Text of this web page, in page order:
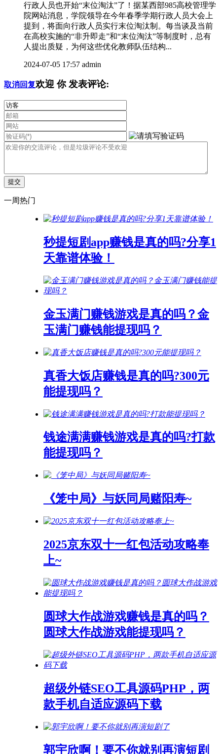
行政人员也开始“末位淘汰”了！据某西部985高校管理学
院网站消息，学院领导在今年春季学期行政人员大会上
提到，将面向行政人员实行末位淘汰制。每当谈及当前
在高校实施的“非升即走”和“末位淘汰”等制度时，总有
人提出质疑，为何这些优化教师队伍结构...
2024-07-05 17:57 admin
取消回复欢迎 你发表评论:
一周热门
秒提短剧app赚钱是真的吗?分享1
天靠谱体验！
金玉满门赚钱游戏是真的吗？金
玉满门赚钱能提现吗？
真香大饭店赚钱是真的吗?300元
能提现吗？
钱途满满赚钱游戏是真的吗?打款
能提现吗？
《笼中局》与妖同局赌阳寿~
2025京东双十一红包活动攻略奉
上~
圆球大作战游戏赚钱是真的吗？
圆球大作战游戏能提现吗？
超级外链SEO工具源码PHP，两
款手机自适应源码下载
郭宇欣啊！要不你就别再演短剧